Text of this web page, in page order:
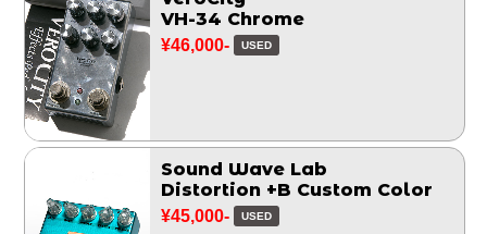
VH-34 Chrome
¥46,000- USED
Sound Wave Lab
Distortion +B Custom Color
¥45,000- USED